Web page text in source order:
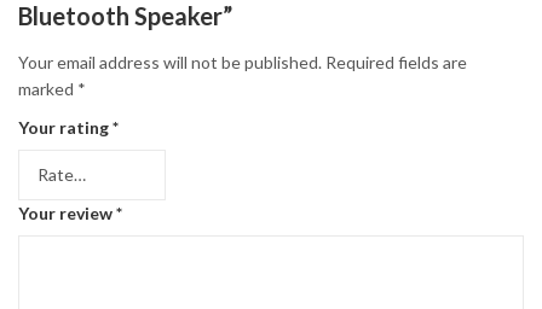
Bluetooth Speaker”
Your email address will not be published. Required fields are
marked *
Your rating*
Your review*